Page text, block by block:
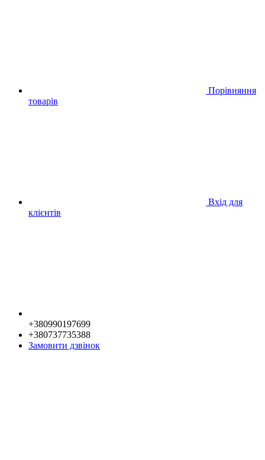
Порівняння
товарів
Вхід для
клієнтів
+380990197699
+380737735388
Замовити дзвінок